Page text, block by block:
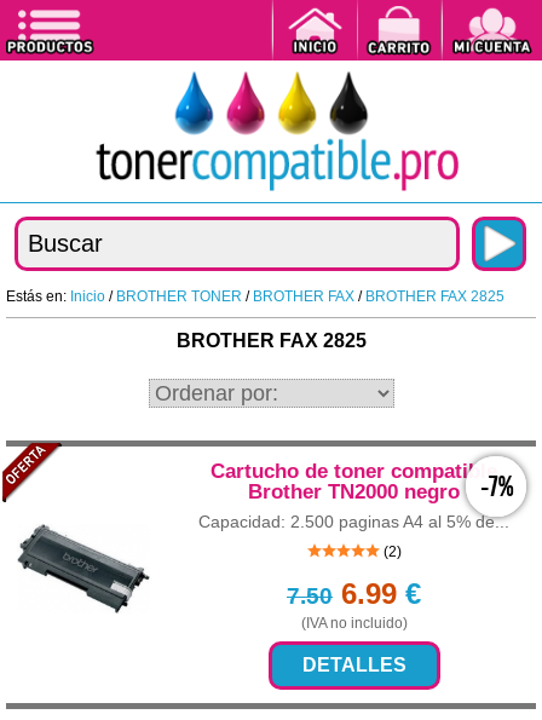
Estás en: Inicio / BROTHER TONER / BROTHER FAX / BROTHER FAX 2825
BROTHER FAX 2825
-7%
Cartucho de toner compatible
Brother TN2000 negro
Capacidad: 2.500 paginas A4 al 5% de...
(2)
7.50 6.99 €
(IVA no incluido)
DETALLES